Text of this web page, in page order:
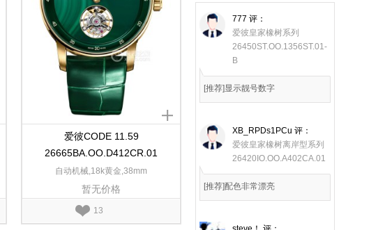
爱彼CODE 11.59
26665BA.OO.D412CR.01
自动机械,18k黄金,38mm
暂无价格
13
777 评：
爱彼皇家橡树系列
26450ST.OO.1356ST.01-
B
[推荐]显示靓号数字
XB_RPDs1PCu 评：
爱彼皇家橡树离岸型系列
26420IO.OO.A402CA.01
[推荐]配色非常漂亮